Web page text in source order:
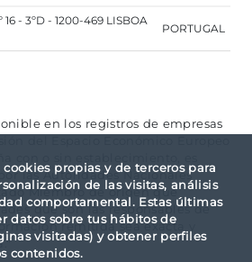
propias y de terceros para
de las visitas, análisis
comportamental. Estas últimas
datos sobre tus hábitos de
visitadas) y obtener perfiles
contenidos.
- 3ºD - 1200-469 LISBOA
PORTUGAL
en los registros de empresas
del Espacio Económico Europeo
con o sin establecimiento, es
las Autoridades Nacionales
Miembro de origen que
que son las responsables de
remitida sea exacta y